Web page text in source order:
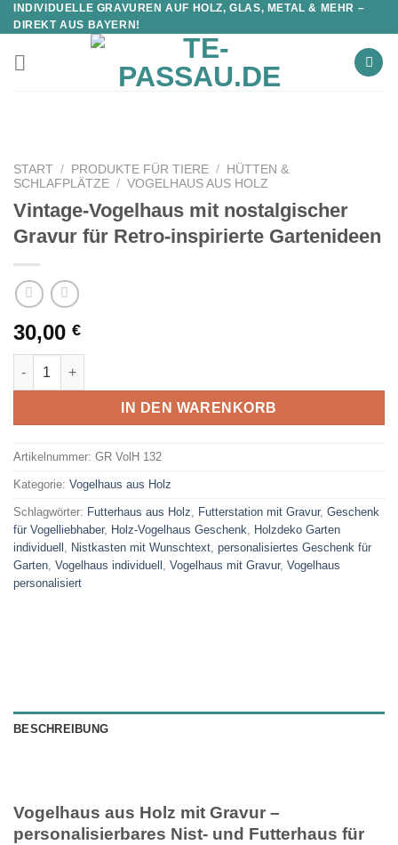
INDIVIDUELLE GRAVUREN AUF HOLZ, GLAS, METAL & MEHR –
DIREKT AUS BAYERN!
START / PRODUKTE FÜR TIERE /
HÜTTEN &
SCHLAFPLÄTZE / VOGELHAUS AUS HOLZ
Vintage-Vogelhaus mit nostalgischer
Gravur für Retro-inspirierte Gartenideen
30,00 €
Vintage-Vogelhaus mit nostalgischer Gravur für Retro-
IN DEN WARENKORB
Artikelnummer: GR VolH 132
Kategorie: Vogelhaus aus Holz
Schlagwörter: Futterhaus aus Holz, Futterstation mit Gravur, Geschenk
für Vogelliebhaber, Holz-Vogelhaus Geschenk, Holzdeko Garten
individuell , Nistkasten mit Wunschtext, personalisiertes Geschenk für
Garten, Vogelhaus individuell , Vogelhaus mit Gravur, Vogelhaus
personalisiert
BESCHREIBUNG
Vogelhaus aus Holz mit Gravur –
personalisierbares Nist- und Futterhaus für